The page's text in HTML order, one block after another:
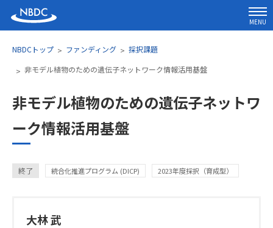
MENU
NBDCトップ ファンディング
採択課題
非モデル植物のための遺伝子ネットワーク情報活用基盤
非モデル植物のための遺伝子ネットワ
ーク情報活用基盤
カテゴリ
終了 統合化推進プログラム (DICP) 2023年度採択（育成型）
大林 武